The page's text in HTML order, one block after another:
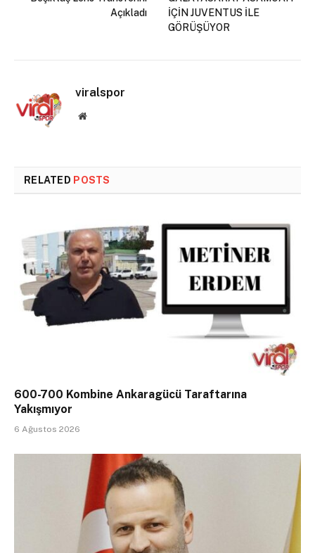
Açıkladı
İÇİN JUVENTUS İLE
GÖRÜŞÜYOR
viralspor
Website
RELATED POSTS
600-700 Kombine Ankaragücü Taraftarına
Yakışmıyor
6 Ağustos 2026